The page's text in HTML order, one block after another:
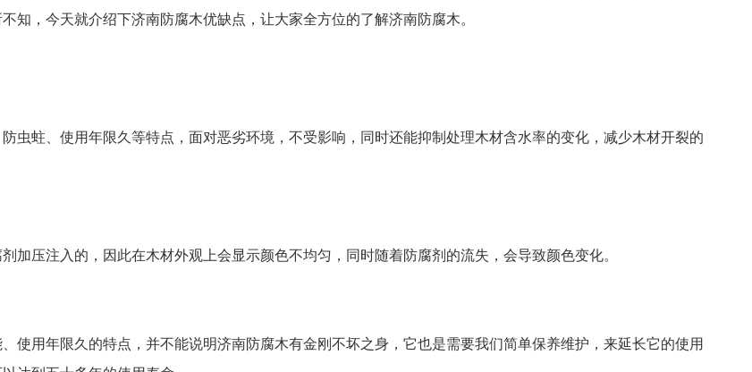
知，今天就介绍下济南防腐木优缺点，让大家全方位的了解济南防腐木。
虫蛀、使用年限久等特点，面对恶劣环境，不受影响，同时还能抑制处理木材含水率的变化，减少木材开裂的
加压注入的，因此在木材外观上会显示颜色不均匀，同时随着防腐剂的流失，会导致颜色变化。
使用年限久的特点，并不能说明济南防腐木有金刚不坏之身，它也是需要我们简单保养维护，来延长它的使用